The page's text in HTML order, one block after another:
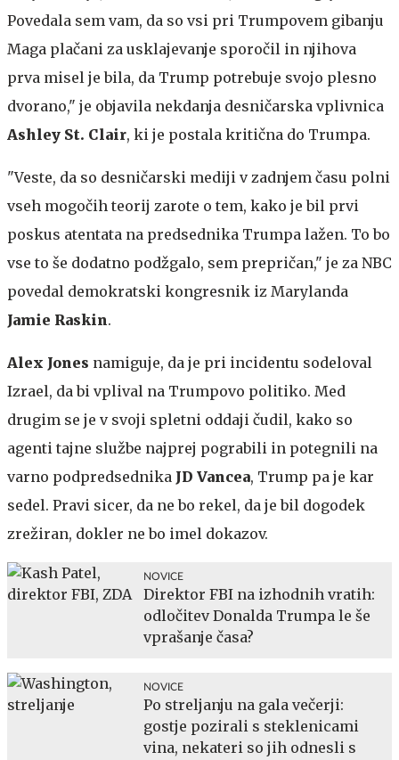
Povedala sem vam, da so vsi pri Trumpovem gibanju
Maga plačani za usklajevanje sporočil in njihova
prva misel je bila, da Trump potrebuje svojo plesno
dvorano," je objavila nekdanja desničarska vplivnica
Ashley St. Clair, ki je postala kritična do Trumpa.
"Veste, da so desničarski mediji v zadnjem času polni
vseh mogočih teorij zarote o tem, kako je bil prvi
poskus atentata na predsednika Trumpa lažen. To bo
vse to še dodatno podžgalo, sem prepričan," je za NBC
povedal demokratski kongresnik iz Marylanda
Jamie Raskin.
Alex Jones namiguje, da je pri incidentu sodeloval
Izrael, da bi vplival na Trumpovo politiko. Med
drugim se je v svoji spletni oddaji čudil, kako so
agenti tajne službe najprej pograbili in potegnili na
varno podpredsednika JD Vancea, Trump pa je kar
sedel. Pravi sicer, da ne bo rekel, da je bil dogodek
zrežiran, dokler ne bo imel dokazov.
NOVICE
Direktor FBI na izhodnih vratih:
odločitev Donalda Trumpa le še
vprašanje časa?
NOVICE
Po streljanju na gala večerji:
gostje pozirali s steklenicami
vina, nekateri so jih odnesli s